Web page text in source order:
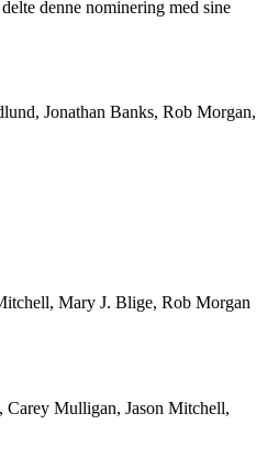
denne nominering med sine
Jonathan Banks, Rob Morgan,
Mary J. Blige, Rob Morgan
Carey Mulligan, Jason Mitchell,